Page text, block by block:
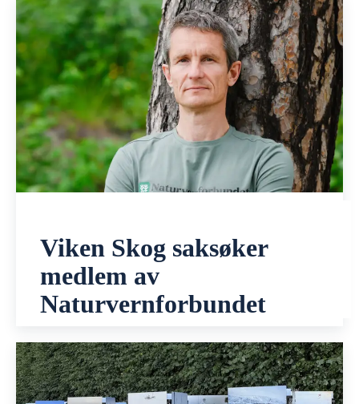
Viken Skog saksøker
medlem av
Naturvernforbundet